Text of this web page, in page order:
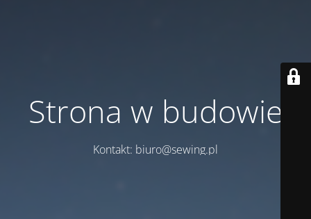
Strona w budowie
Kontakt: biuro@sewing.pl